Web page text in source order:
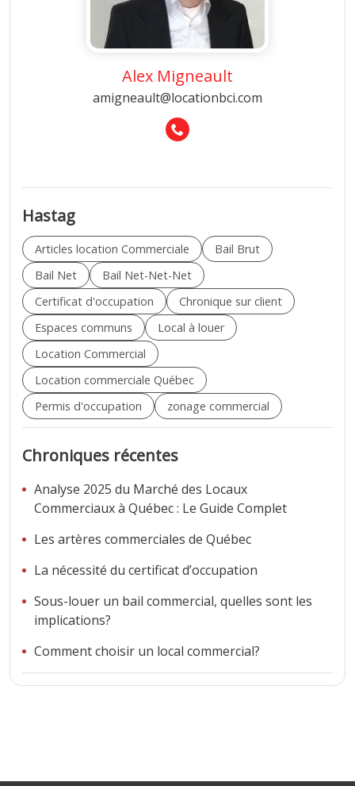
Alex Migneault
amigneault@locationbci.com
Hastag
Articles location Commerciale
Bail Brut
Bail Net
Bail Net-Net-Net
Certificat d'occupation
Chronique sur client
Espaces communs
Local à louer
Location Commercial
Location commerciale Québec
Permis d'occupation
zonage commercial
Chroniques récentes
Analyse 2025 du Marché des Locaux
Commerciaux à Québec : Le Guide Complet
Les artères commerciales de Québec
La nécessité du certificat d’occupation
Sous-louer un bail commercial, quelles sont les
implications?
Comment choisir un local commercial?